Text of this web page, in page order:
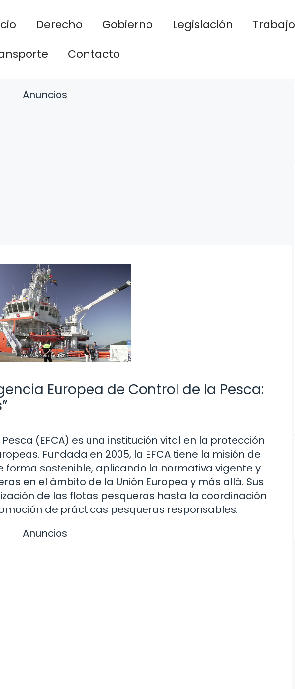
Derecho Gobierno Legislación Trabajo
Contacto
Anuncios
Europea de Control de la Pesca:
(EFCA) es una institución vital en la protección
Fundada en 2005, la EFCA tiene la misión de
forma sostenible, aplicando la normativa vigente y
en el ámbito de la Unión Europea y más allá. Sus
de las flotas pesqueras hasta la coordinación
de prácticas pesqueras responsables.
Anuncios